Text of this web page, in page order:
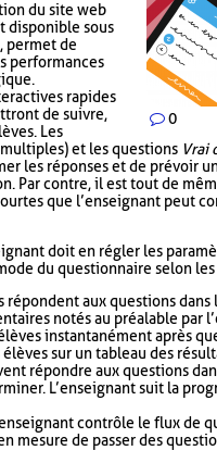
0
du site web
disponible sous
permet de
performances
rapides
de suivre,
Les
et les questions Vrai
les réponses et de prévoir
Par contre, il est tout de
que l’enseignant peut
doit en régler les
du questionnaire selon
aux questions dans
notés au préalable par
instantanément après
sur un tableau des
répondre aux questions
L’enseignant suit la
contrôle le flux de
mesure de passer des